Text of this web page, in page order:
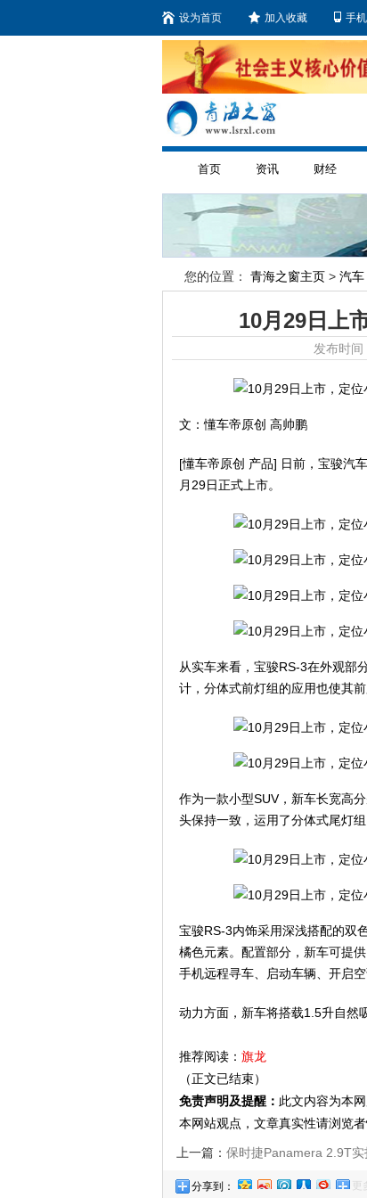
设为首页 加入收藏 手机
首页 资讯 财经
您的位置： 青海之窗主页 > 汽车
10月29日上
发布时
文：懂车帝原创 高帅鹏
[懂车帝原创 产品] 日前，宝骏汽
月29日正式上市。
从实车来看，宝骏RS-3在外观部
计，分体式前灯组的应用也使其
作为一款小型SUV，新车长宽高
头保持一致，运用了分体式尾灯组
宝骏RS-3内饰采用深浅搭配的双
橘色元素。配置部分，新车可提
手机远程寻车、启动车辆、开启空
动力方面，新车将搭载1.5升自然
推荐阅读： 旗龙
（正文已结束）
免责声明及提醒： 此文内容为本
本网站观点，文章真实性请浏览
上一篇： 保时捷Panamera 2.9T实
没有任何棱角，百万级轿车首选？
分享到： 更